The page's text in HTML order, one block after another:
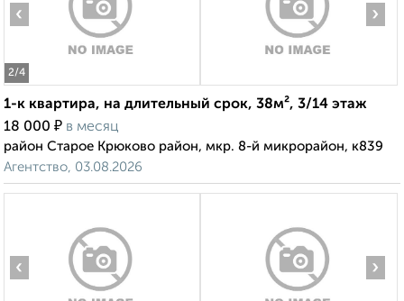
2/4
‹ ›
1-к квартира, на длительный срок, 38м², 3/14 этаж
18 000 ₽ в месяц
район Старое Крюково район, мкр. 8-й микрорайон, к839
Агентство, 03.08.2026
‹ ›